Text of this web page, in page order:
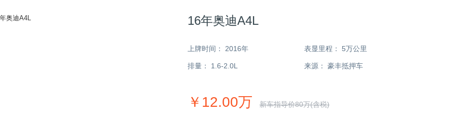
16年奥迪A4L
上牌时间： 2016年 表显里程： 5万公里
排量： 1.6-2.0L 来源： 豪丰抵押车
￥12.00万 新车指导价80万(含税)